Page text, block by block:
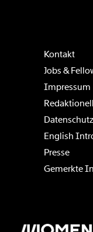
Kontakt
Jobs &
Impressum
Datenschutz
English
Presse
Gemerkte